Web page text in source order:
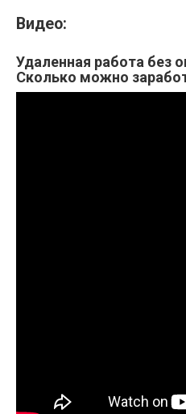
Видео:
Удаленная работа без
Сколько можно